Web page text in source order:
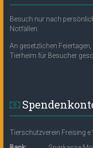
Besuch nur nach
Notfällen.
An gesetzlichen
Tierheim für Besucher
Tierschutzverein Freising